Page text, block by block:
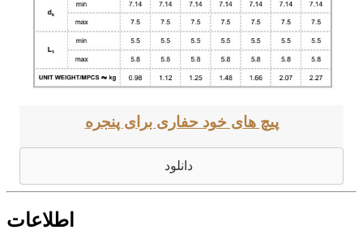
پیچ های خود حفاری برای پنجره
دانلود
اطلاعات